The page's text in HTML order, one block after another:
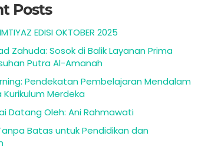
Posts
EDISI OKTOBER 2025
Zahuda: Sosok di Balik Layanan Prima
Putra Al-Amanah
Pendekatan Pembelajaran Mendalam
Kurikulum Merdeka
Datang Oleh: Ani Rahmawati
Batas untuk Pendidikan dan